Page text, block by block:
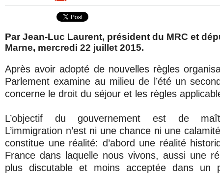
Par Jean-Luc Laurent, président du MRC et
Marne, mercredi 22 juillet 2015.
Après avoir adopté de nouvelles règles
Parlement examine au milieu de l’été un
concerne le droit du séjour et les règles
L’objectif du gouvernement est de
L’immigration n’est ni une chance ni une
constitue une réalité: d’abord une réalité
France dans laquelle nous vivons, aussi une
plus discutable et moins acceptée dans un